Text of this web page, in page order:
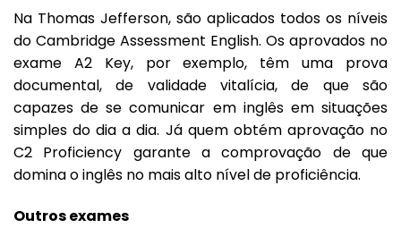
Na Thomas Jefferson, são aplicados todos os níveis
do Cambridge Assessment English. Os aprovados no
exame A2 Key, por exemplo, têm uma prova
documental, de validade vitalícia, de que são
capazes de se comunicar em inglês em situações
simples do dia a dia. Já quem obtém aprovação no
C2 Proficiency garante a comprovação de que
domina o inglês no mais alto nível de proficiência.
Outros exames